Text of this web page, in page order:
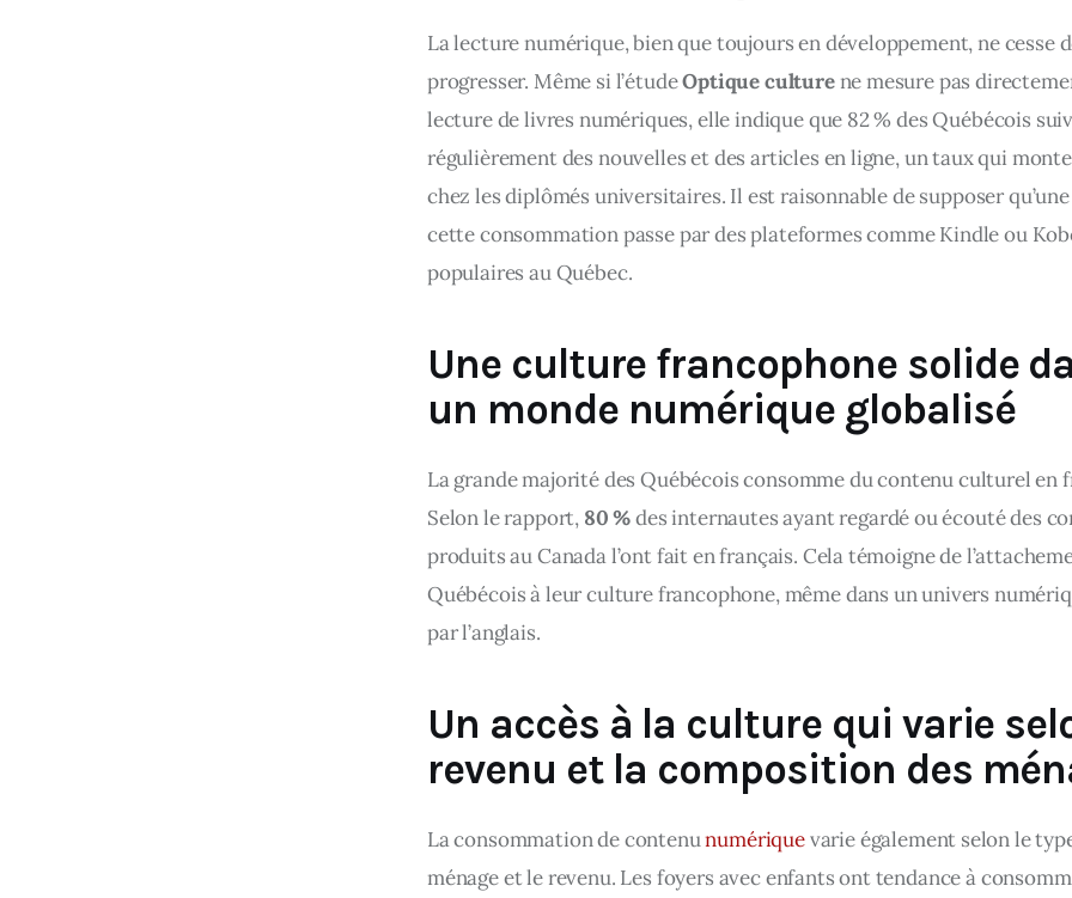
La lecture numérique, bien que toujours en développement, ne cesse
progresser. Même si l’étude Optique culture ne mesure pas
lecture de livres numériques, elle indique que 82 % des Québécois
régulièrement des nouvelles et des articles en ligne, un taux qui
chez les diplômés universitaires. Il est raisonnable de supposer
cette consommation passe par des plateformes comme Kindle ou
populaires au Québec.
Une culture francophone solide
un monde numérique globalisé
La grande majorité des Québécois consomme du contenu culturel en
Selon le rapport, 80 % des internautes ayant regardé ou écouté des
produits au Canada l’ont fait en français. Cela témoigne de
Québécois à leur culture francophone, même dans un univers
par l’anglais.
Un accès à la culture qui varie
revenu et la composition des
La consommation de contenu numérique varie également selon le
ménage et le revenu. Les foyers avec enfants ont tendance à